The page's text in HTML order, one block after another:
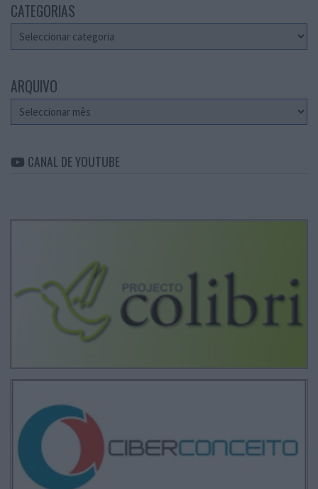
CATEGORIAS
Categorias
ARQUIVO
Arquivo
CANAL DE YOUTUBE